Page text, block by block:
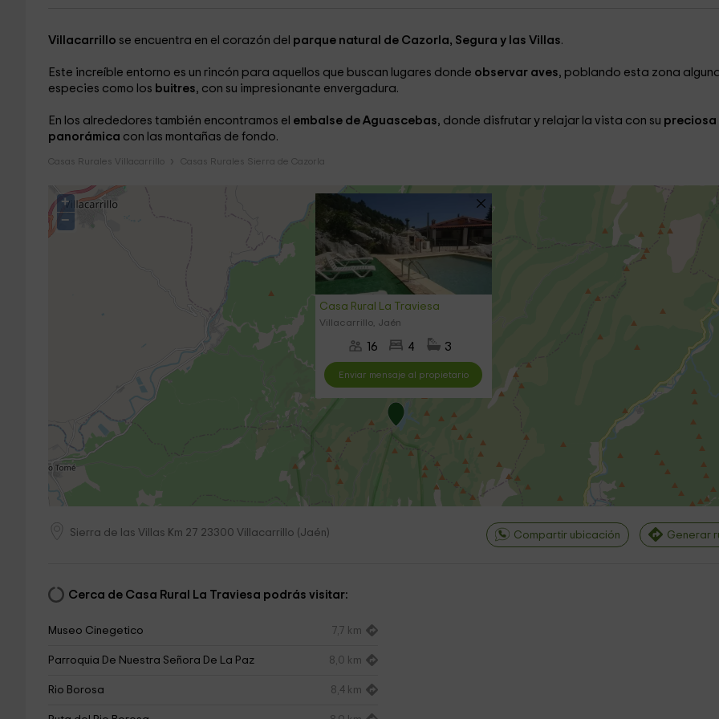
Villacarrillo se encuentra en el corazón del parque natural de Cazorla, Segura y las Villas.
Este increíble entorno es un rincón para aquellos que buscan lugares donde observar aves, poblando esta zona
especies como los buitres, con su impresionante envergadura.
En los alrededores también encontramos el embalse de Aguascebas, donde disfrutar y relajar la vista con su preciosa
panorámica con las montañas de fondo.
Casas Rurales Villacarrillo Casas Rurales Sierra de Cazorla
Casa Rural La Traviesa
Villacarrillo, Jaén
16 4 3
Enviar mensaje al propietario
+
−
Sierra de las Villas Km 27 23300 Villacarrillo (Jaén) Compartir ubicación Generar
Cerca de Casa Rural La Traviesa podrás visitar:
Museo Cinegetico 7,7 km
Parroquia De Nuestra Señora De La Paz 8,0 km
Rio Borosa 8,4 km